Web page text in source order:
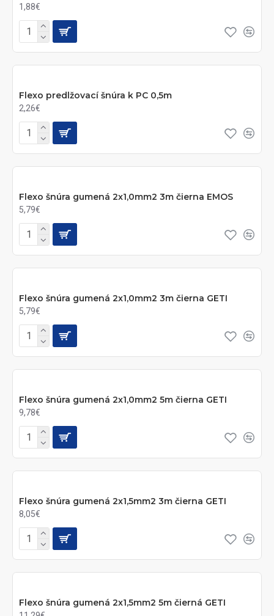
1,88€
Flexo predlžovací šnúra k PC 0,5m
2,26€
Flexo šnúra gumená 2x1,0mm2 3m čierna EMOS
5,79€
Flexo šnúra gumená 2x1,0mm2 3m čierna GETI
5,79€
Flexo šnúra gumená 2x1,0mm2 5m čierna GETI
9,78€
Flexo šnúra gumená 2x1,5mm2 3m čierna GETI
8,05€
Flexo šnúra gumená 2x1,5mm2 5m čierná GETI